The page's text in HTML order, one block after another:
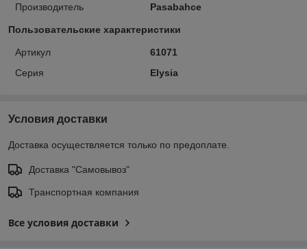
Производитель Pasabahce
Пользовательские характеристики
Артикул
61071
Серия
Elysia
Условия доставки
Доставка осуществляется только по предоплате.
Доставка "Самовывоз"
Транспортная компания
Все условия доставки